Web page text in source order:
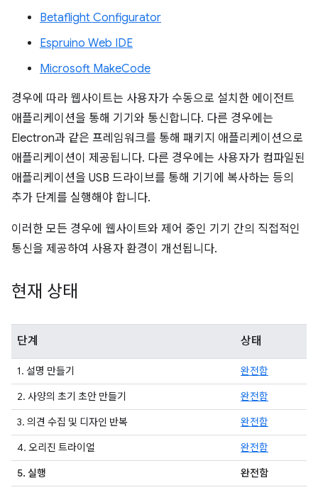
Betaflight Configurator
Espruino Web IDE
Microsoft MakeCode
경우에 따라 웹사이트는 사용자가 수동으로 설치한 에이전트
애플리케이션을 통해 기기와 통신합니다. 다른 경우에는
Electron과 같은 프레임워크를 통해 패키지 애플리케이션으로
애플리케이션이 제공됩니다. 다른 경우에는 사용자가 컴파일된
애플리케이션을 USB 드라이브를 통해 기기에 복사하는 등의
추가 단계를 실행해야 합니다.
이러한 모든 경우에 웹사이트와 제어 중인 기기 간의 직접적인
통신을 제공하여 사용자 환경이 개선됩니다.
현재 상태
단계 상태
1. 설명 만들기
완전함
2. 사양의 초기 초안 만들기
완전함
3. 의견 수집 및 디자인 반복
완전함
4. 오리진 트라이얼
완전함
5. 실행
완전함